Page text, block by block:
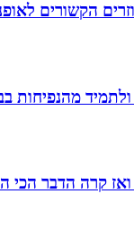
קרה הדבר הכי